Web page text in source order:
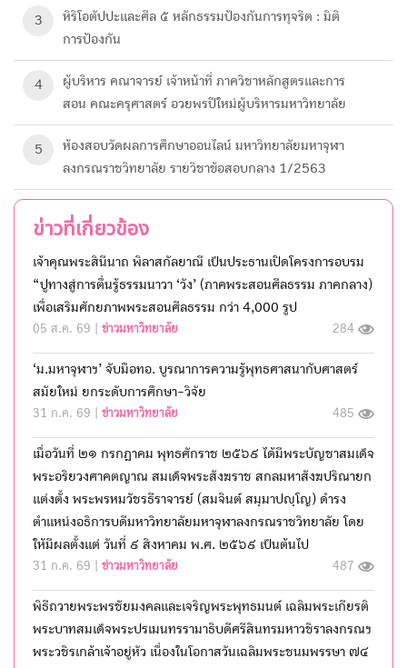
3
หิริโอตัปปะและศีล ๕ หลักธรรมป้องกันการทุจริต : มิติ
การป้องกัน
4
ผู้บริหาร คณาจารย์ เจ้าหน้าที่ ภาควิชาหลักสูตรและการ
สอน คณะครุศาสตร์ อวยพรปีใหม่ผู้บริหารมหาวิทยาลัย
5
ห้องสอบวัดผลการศึกษา​ออนไลน์ มหาวิทยาลัย​มหา​จุฬา
ลงกรณ​ราช​วิทยาลัย​ รายวิชาข้อสอบกลาง 1/2563
ข่าวที่เกี่ยวข้อง
เจ้าคุณพระสินีนาถ พิลาสกัลยาณี เป็นประธานเปิดโครงการอบรม
“ปูทางสู่การตื่นรู้ธรรมนาวา ‘วัง’ (ภาคพระสอนศีลธรรม ภาคกลาง)
เพื่อเสริมศักยภาพพระสอนศีลธรรม กว่า 4,000 รูป
05 ส.ค. 69 | ข่าวมหาวิทยาลัย 284
‘ม.มหาจุฬาฯ’ จับมือทอ. บูรณาการความรู้พุทธศาสนากับศาสตร์
สมัยใหม่ ยกระดับการศึกษา-วิจัย
31 ก.ค. 69 | ข่าวมหาวิทยาลัย 485
เมื่อวันที่ ๒๑ กรกฎาคม พุทธศักราช ๒๕๖๙ ได้มีพระบัญชาสมเด็จ
พระอริยวงศาคตญาณ สมเด็จพระสังฆราช สกลมหาสังฆปริณายก
แต่งตั้ง พระพรหมวัชรธีราจารย์ (สมจินต์ สมฺมาปญฺโญ) ดำรง
ตำแหน่งอธิการบดีมหาวิทยาลัยมหาจุฬาลงกรณราชวิทยาลัย โดย
ให้มีผลตั้งแต่ วันที่ ๙ สิงหาคม พ.ศ. ๒๕๖๙ เป็นต้นไป
31 ก.ค. 69 | ข่าวมหาวิทยาลัย 487
พิธีถวายพระพรชัยมงคลและเจริญพระพุทธมนต์ เฉลิมพระเกียรติ
พระบาทสมเด็จพระปรเมนทรรามาธิบดีศรีสินทรมหาวชิราลงกรณฯ
พระวชิรเกล้าเจ้าอยู่หัว เนื่องในโอกาสวันเฉลิมพระชนมพรรษา ๗๔